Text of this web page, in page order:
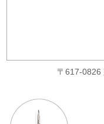
〒617-0826